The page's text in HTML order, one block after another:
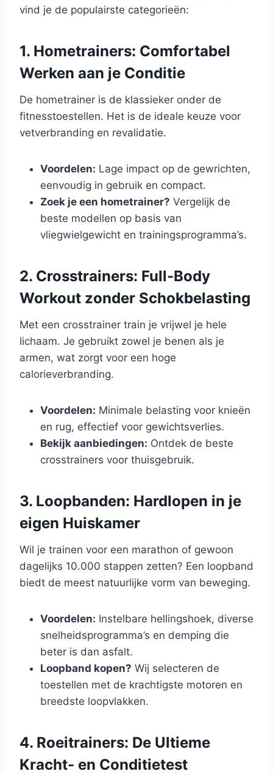
vind je de populairste categorieën:
1. Hometrainers: Comfortabel
Werken aan je Conditie
De hometrainer is de klassieker onder de
fitnesstoestellen. Het is de ideale keuze voor
vetverbranding en revalidatie.
Voordelen: Lage impact op de gewrichten,
eenvoudig in gebruik en compact.
Zoek je een hometrainer? Vergelijk de
beste modellen op basis van
vliegwielgewicht en trainingsprogramma’s.
2. Crosstrainers: Full-Body
Workout zonder Schokbelasting
Met een crosstrainer train je vrijwel je hele
lichaam. Je gebruikt zowel je benen als je
armen, wat zorgt voor een hoge
calorieverbranding.
Voordelen: Minimale belasting voor knieën
en rug, effectief voor gewichtsverlies.
Bekijk aanbiedingen: Ontdek de beste
crosstrainers voor thuisgebruik.
3. Loopbanden: Hardlopen in je
eigen Huiskamer
Wil je trainen voor een marathon of gewoon
dagelijks 10.000 stappen zetten? Een loopband
biedt de meest natuurlijke vorm van beweging.
Voordelen: Instelbare hellingshoek, diverse
snelheidsprogramma’s en demping die
beter is dan asfalt.
Loopband kopen? Wij selecteren de
toestellen met de krachtigste motoren en
breedste loopvlakken.
4. Roeitrainers: De Ultieme
Kracht- en Conditietest